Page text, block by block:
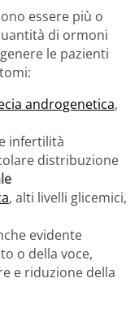
essere più o
di ormoni
le pazienti
androgenetica,
infertilità
distribuzione
, alti livelli glicemici,
evidente
o della voce,
e riduzione della